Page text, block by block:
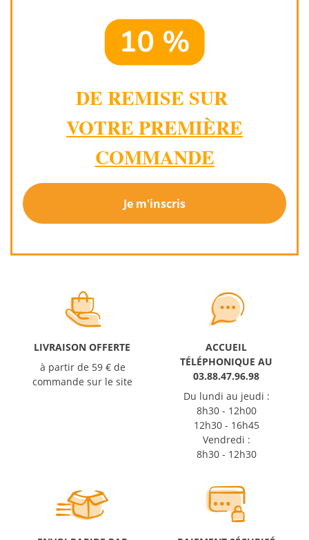
DE REMISE SUR
VOTRE PREMIÈRE
COMMANDE
Je m'inscris
LIVRAISON OFFERTE
à partir de 59 € de
commande sur le site
ACCUEIL
TÉLÉPHONIQUE AU
03.88.47.96.98
Du lundi au jeudi :
8h30 - 12h00
12h30 - 16h45
Vendredi :
8h30 - 12h30